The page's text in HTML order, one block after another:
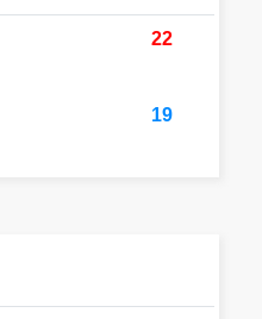
22
19